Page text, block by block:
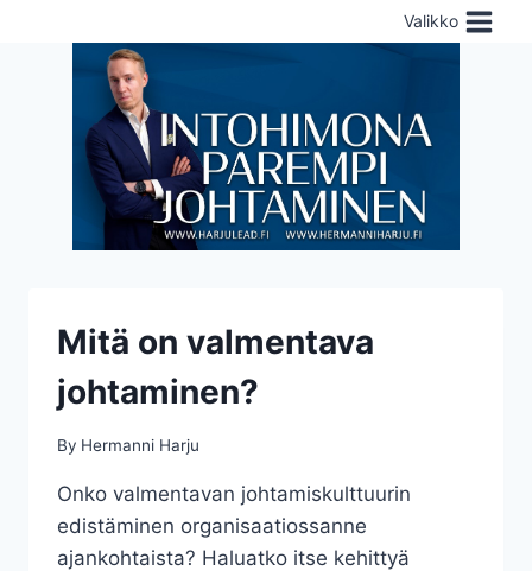
Valikko
Mitä on valmentava
johtaminen?
By Hermanni Harju
Onko valmentavan johtamiskulttuurin
edistäminen organisaatiossanne
ajankohtaista? Haluatko itse kehittyä